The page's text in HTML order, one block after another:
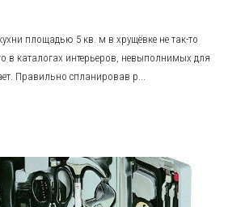
площадью 5 кв. м в хрущёвке не так-то
в каталогах интерьеров, невыполнимых для
Правильно спланировав р...